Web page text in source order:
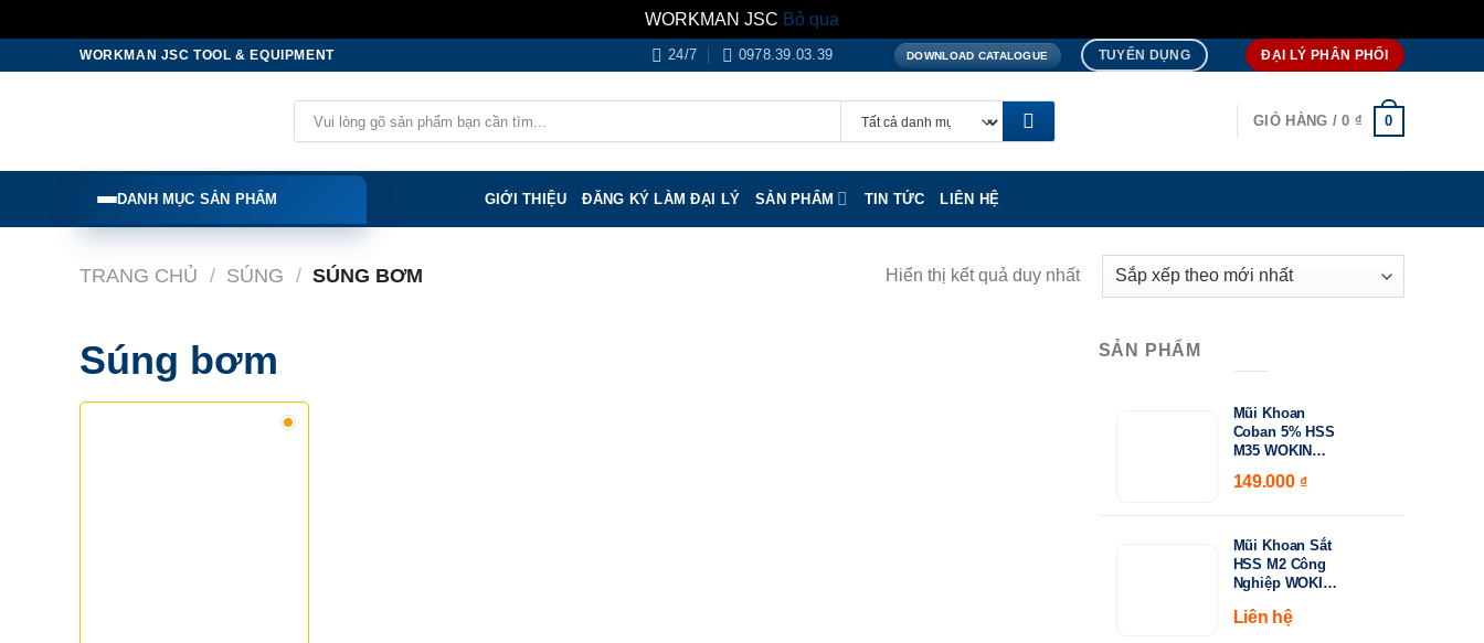
WORKMAN JSC Bỏ qua
WORKMAN JSC TOOL & EQUIPMENT 24/7 0978.39.03.39 DOWNLOAD CATALOGUE TUYỂN DỤNG ĐẠI LÝ PHÂN PHỐI
kiếm:
GIỎ HÀNG /0 ₫ 0
DANH MỤC SẢN PHẨM GIỚI THIỆU ĐĂNG KÝ LÀM ĐẠI LÝ SẢN PHẨM TIN TỨC LIÊN HỆ
TRANG CHỦ / SÚNG / SÚNG BƠM Hiển thị kết quả duy nhất
Súng bơm SẢN PHẨM
Mũi Khoan
Coban 5% HSS
M35 WOKIN
DIN338 Chuyên
149.000 ₫
Mũi Khoan Sắt
HSS M2 Công
Nghiệp WOKIN
Tiêu Chuẩn
Liên hệ